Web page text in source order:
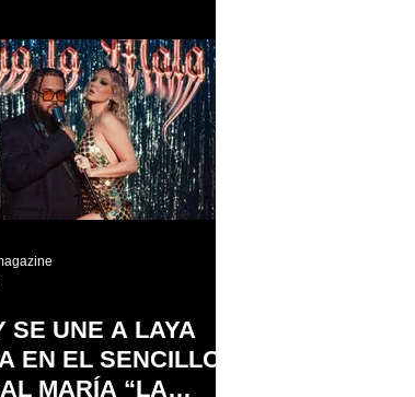
SE UNE A LAYA
EN EL SENCILLO
MARÍA “LA